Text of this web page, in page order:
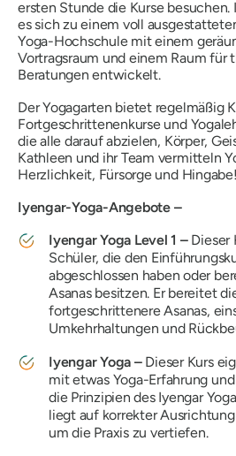
ersten Stunde die Kurse besuchen.
es sich zu einem voll
Yoga-Hochschule mit einem
Vortragsraum und einem Raum für
Beratungen entwickelt.
Der Yogagarten bietet regelmäßig
Fortgeschrittenenkurse und
die alle darauf abzielen, Körper,
Kathleen und ihr Team vermitteln
Herzlichkeit, Fürsorge und Hingabe!
Iyengar-Yoga-Angebote –
Iyengar Yoga Level 1 – Dieser
Schüler, die den
abgeschlossen haben oder
Asanas besitzen. Er bereitet
fortgeschrittenere Asanas,
Umkehrhaltungen und
Iyengar Yoga – Dieser Kurs
mit etwas Yoga-Erfahrung
die Prinzipien des Iyengar
liegt auf korrekter
um die Praxis zu vertiefen.